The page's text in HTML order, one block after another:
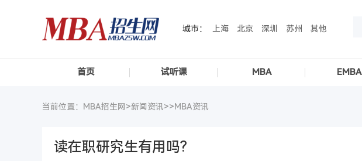
城市： 上海 北京 深圳 苏州 其他
首页 试听课 MBA EMBA
当前位置：MBA招生网>新闻资讯>>MBA资讯
读在职研究生有用吗?